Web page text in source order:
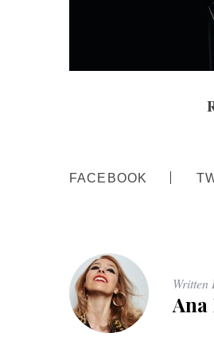
FACEBOOK
Written